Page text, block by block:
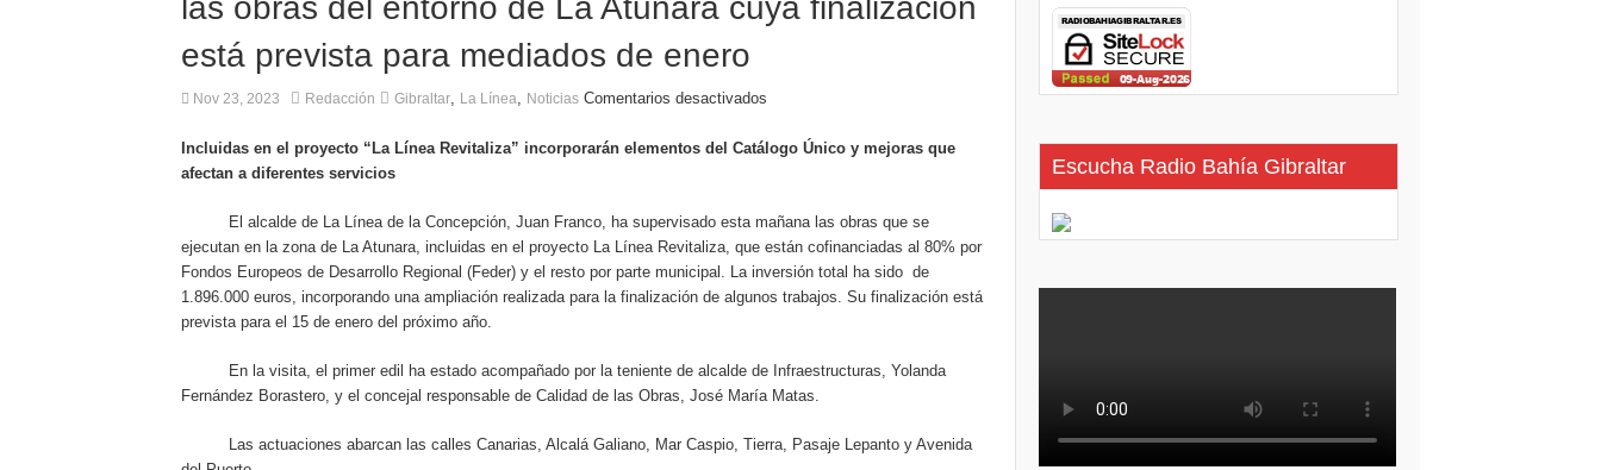
las obras del entorno de La Atunara cuya finalización
está prevista para mediados de enero
Nov 23, 2023 Redacción Gibraltar, La Línea, Noticias Comentarios desactivados
Incluidas en el proyecto “La Línea Revitaliza” incorporarán elementos del Catálogo Único y mejoras que
afectan a diferentes servicios
El alcalde de La Línea de la Concepción, Juan Franco, ha supervisado esta mañana las obras que se
ejecutan en la zona de La Atunara, incluidas en el proyecto La Línea Revitaliza, que están cofinanciadas al 80% por
Fondos Europeos de Desarrollo Regional (Feder) y el resto por parte municipal. La inversión total ha sido de
1.896.000 euros, incorporando una ampliación realizada para la finalización de algunos trabajos. Su finalización está
prevista para el 15 de enero del próximo año.
En la visita, el primer edil ha estado acompañado por la teniente de alcalde de Infraestructuras, Yolanda
Fernández Borastero, y el concejal responsable de Calidad de las Obras, José María Matas.
Las actuaciones abarcan las calles Canarias, Alcalá Galiano, Mar Caspio, Tierra, Pasaje Lepanto y Avenida
Escucha Radio Bahía Gibraltar